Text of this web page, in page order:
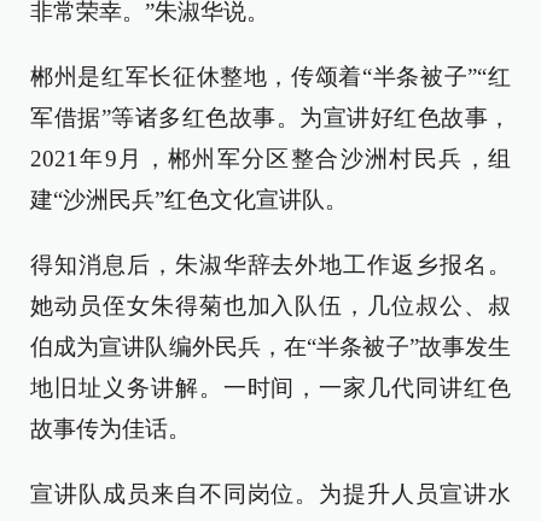
非常荣幸。”朱淑华说。
郴州是红军长征休整地，传颂着“半条被子”“红
军借据”等诸多红色故事。为宣讲好红色故事，
2021年9月，郴州军分区整合沙洲村民兵，组
建“沙洲民兵”红色文化宣讲队。
得知消息后，朱淑华辞去外地工作返乡报名。
她动员侄女朱得菊也加入队伍，几位叔公、叔
伯成为宣讲队编外民兵，在“半条被子”故事发生
地旧址义务讲解。一时间，一家几代同讲红色
故事传为佳话。
宣讲队成员来自不同岗位。为提升人员宣讲水